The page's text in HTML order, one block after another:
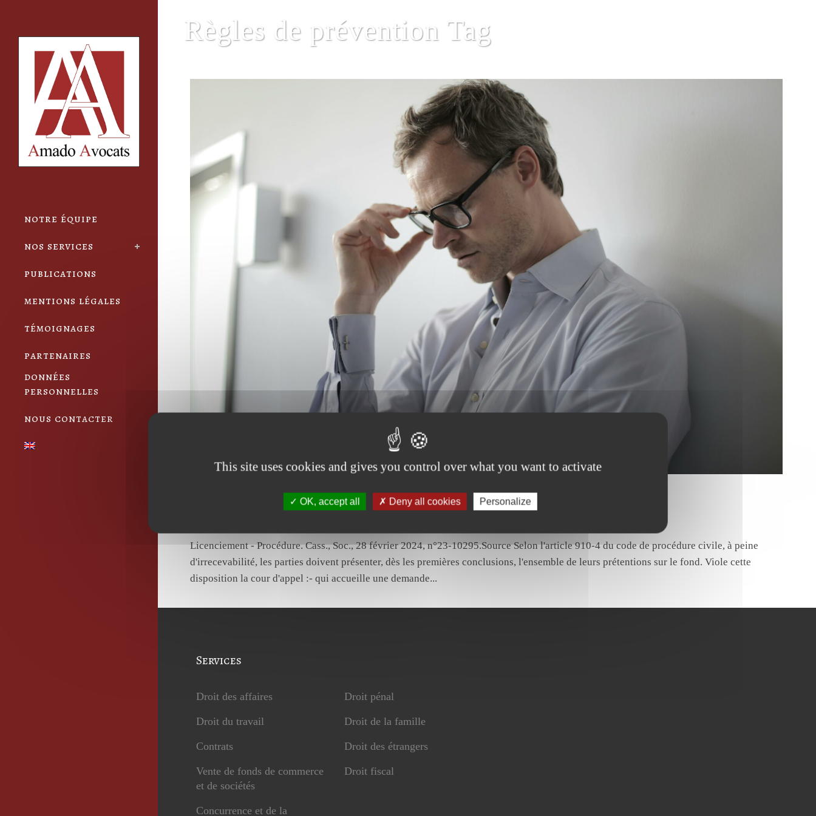
notre équipe
nos services
publications
mentions légales
témoignages
partenaires
données
personnelles
nous contacter
Règles de prévention Tag
Droit du travail – mars 2024
Licenciement - Procédure. Cass., Soc., 28 février 2024, n°23-10295.Source Selon l'article 910-4 du code de procédure civile, à peine
d'irrecevabilité, les parties doivent présenter, dès les premières conclusions, l'ensemble de leurs prétentions sur le fond. Viole cette
disposition la cour d'appel :- qui accueille une demande...
Services
Droit des affaires
Droit du travail
Contrats
Vente de fonds de commerce
et de sociétés
Concurrence et de la
Droit pénal
Droit de la famille
Droit des étrangers
Droit fiscal
This site uses cookies and gives you control over what you want to activate
OK, accept all Deny all cookies Personalize